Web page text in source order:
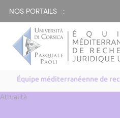
NOS PORTAILS :
Équipe méditerranéenne de
Attualità